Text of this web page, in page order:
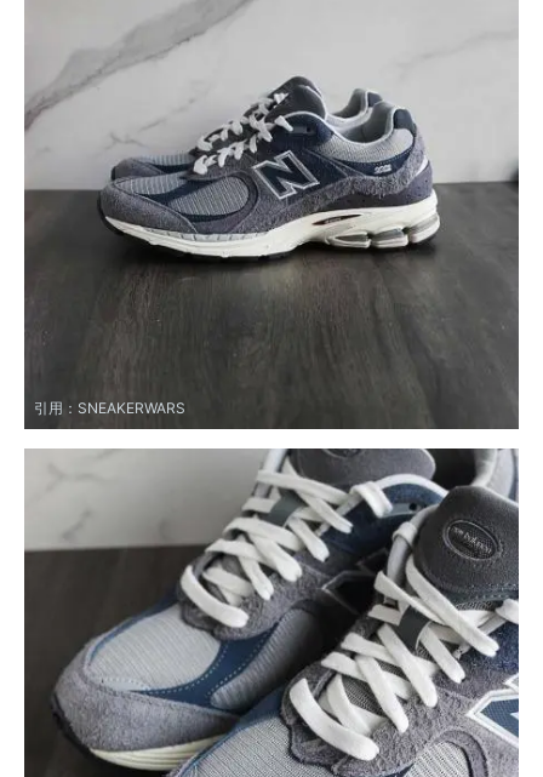
引用： SNEAKERWARS